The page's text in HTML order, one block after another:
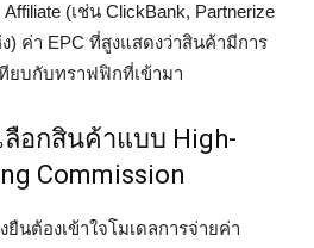
(เช่น ClickBank, Partnerize
ค่า EPC ที่สูงแสดงว่าสินค้ามีการ
ยบกับทราฟฟิกที่เข้ามา
ลือกสินค้าแบบ High-
Commission
นต้องเข้าใจโมเดลการจ่ายค่า